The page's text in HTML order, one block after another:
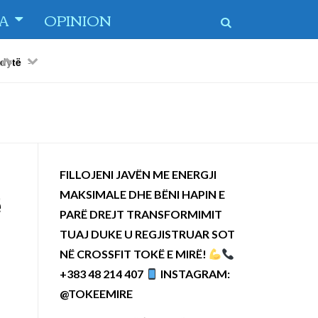
OPINION
-
PreviousNext
FILLOJENI JAVËN ME ENERGJI
MAKSIMALE DHE BËNI HAPIN E
PARË DREJT TRANSFORMIMIT
TUAJ DUKE U REGJISTRUAR SOT
NË CROSSFIT TOKË E MIRË!
+383 48 214 407
INSTAGRAM:
@TOKEEMIRE